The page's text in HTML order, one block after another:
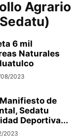
Agrario
6 mil
Naturales
2023
de
Sedatu
Deportiva...
2023